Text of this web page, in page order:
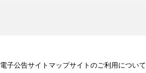
電子公告サイトマップサイトのご利用について